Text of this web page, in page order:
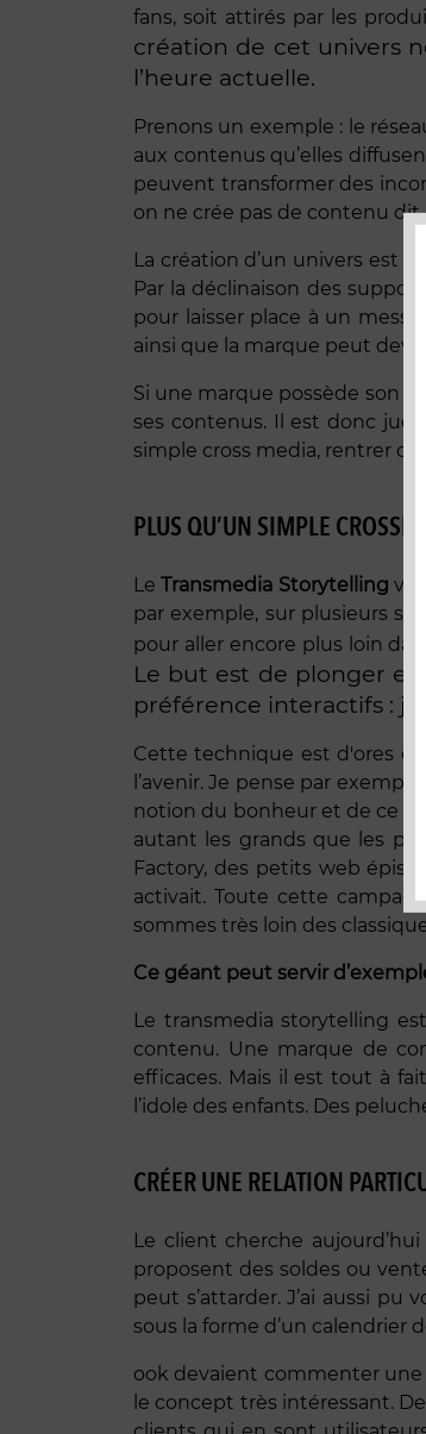
fans, soit attirés par les
création de cet univers
l’heure actuelle.
Prenons un exemple : le
aux contenus qu’elles
peuvent transformer des
on ne crée pas de contenu dit
La création d’un univers est
Par la déclinaison des
pour laisser place à un
ainsi que la marque peut
Si une marque possède son
ses contenus. Il est donc
simple cross media, rentrer
PLUS QU’UN SIMPLE
LeTransmedia Storytelling
par exemple, sur plusieurs
pour aller encore plus loin
Le but est de plonger
préférence interactifs :
Cette technique est d'ores et
l’avenir. Je pense par exemple
notion du bonheur et de ce
autant les grands que les
Factory, des petits web
activait. Toute cette
sommes très loin des
Ce géant peut servir
Le transmedia storytelling
contenu. Une marque de
efficaces. Mais il est tout à
l’idole des enfants. Des
CRÉER UNE RELATION
Le client cherche
proposent des soldes ou
peut s’attarder. J’ai aussi
sous la forme d’un calendrier
ook devaient commenter
le concept très intéressant.